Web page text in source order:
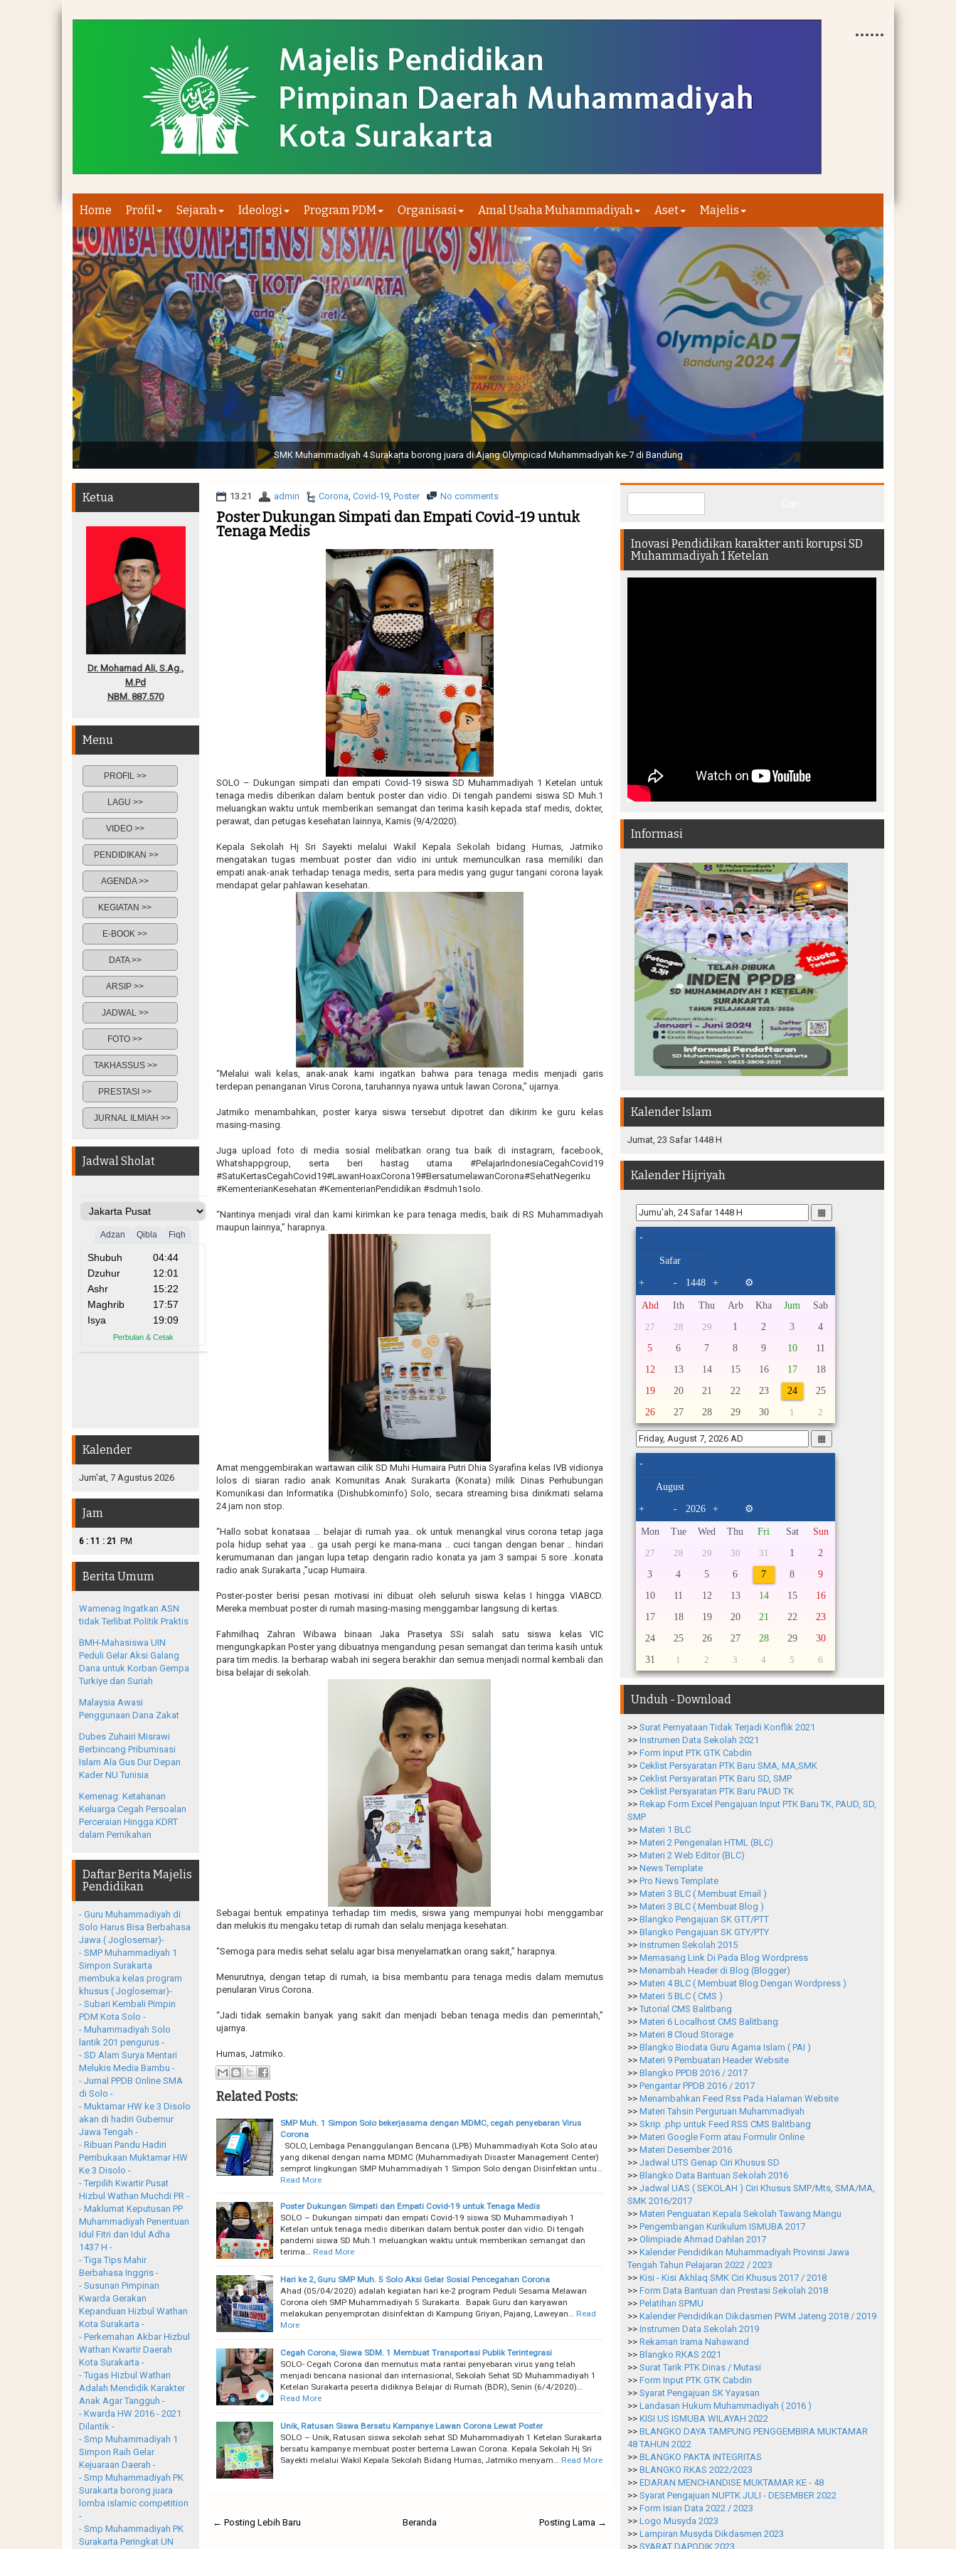
Home Profil Sejarah Ideologi Program PDM Organisasi Amal Usaha Muhammadiyah Aset Majelis
Sabtu, 19 November 2022. (dari kiri) Pertunjukan Tapak Suci Perguruan Muhammadiyah ( TSPM ) di Stadion Manahan Solo || Ir. H. Joko Widodo selaku Presiden RI membuka Acara Muktamar
Muhammadiyah 48 || Pertunjukan bendera dan tari memukau seluruh Muktamar dan Muktamirin yang hadir di dalam stadion
13.21 admin Corona, Covid-19, Poster No comments
Poster Dukungan Simpati dan Empati Covid-19 untuk
Tenaga Medis
SOLO – Dukungan simpati dan empati Covid-19 siswa SD Muhammadiyah 1 Ketelan untuk
tenaga medis diberikan dalam bentuk poster dan vidio. Di tengah pandemi siswa SD Muh.1
meluangkan waktu untuk memberikan semangat dan terima kasih kepada staf medis, dokter,
perawat, dan petugas kesehatan lainnya, Kamis (9/4/2020).
Kepala Sekolah Hj Sri Sayekti melalui Wakil Kepala Sekolah bidang Humas, Jatmiko
mengatakan tugas membuat poster dan vidio ini untuk memunculkan rasa memiliki dan
empati anak-anak terhadap tenaga medis, serta para medis yang gugur tangani corona layak
mendapat gelar pahlawan kesehatan.
“Melalui wali kelas, anak-anak kami ingatkan bahwa para tenaga medis menjadi garis
terdepan penanganan Virus Corona, taruhannya nyawa untuk lawan Corona,” ujarnya.
Jatmiko menambahkan, poster karya siswa tersebut dipotret dan dikirim ke guru kelas
masing-masing.
Juga upload foto di media sosial melibatkan orang tua baik di instagram, facebook,
Whatshappgroup, serta beri hastag utama #PelajarIndonesiaCegahCovid19
#SatuKertasCegahCovid19#LawanHoaxCorona19#BersatumelawanCorona#SehatNegeriku
#KementerianKesehatan #KementerianPendidikan #sdmuh1solo.
“Nantinya menjadi viral dan kami kirimkan ke para tenaga medis, baik di RS Muhammadiyah
maupun lainnya,” harapnya.
Amat menggembirakan wartawan cilik SD Muhi Humaira Putri Dhia Syarafina kelas IVB vidionya
lolos di siaran radio anak Komunitas Anak Surakarta (Konata) milik Dinas Perhubungan
Komunikasi dan Informatika (Dishubkominfo) Solo, secara streaming bisa dinikmati selama
24 jam non stop.
“Hallo sobat konataaa … belajar di rumah yaa.. ok untuk menangkal virus corona tetap jaga
pola hidup sehat yaa .. ga usah pergi ke mana-mana .. cuci tangan dengan benar .. hindari
kerumumanan dan jangan lupa tetap dengarin radio konata ya jam 3 sampai 5 sore ..konata
radio anak Surakarta ,”ucap Humaira.
Poster-poster berisi pesan motivasi ini dibuat oleh seluruh siswa kelas I hingga VIABCD.
Mereka membuat poster di rumah masing-masing menggambar langsung di kertas.
Fahmilhaq Zahran Wibawa binaan Jaka Prasetya SSi salah satu siswa kelas VIC
mengungkapkan Poster yang dibuatnya mengandung pesan semangat dan terima kasih untuk
para tim medis. Ia berharap wabah ini segera berakhir dan semua menjadi normal kembali dan
bisa belajar di sekolah.
Sebagai bentuk empatinya terhadap tim medis, siswa yang mempunyai hobi menggambar
dan melukis itu mengaku tetap di rumah dan selalu menjaga kesehatan.
“Semoga para medis sehat selalu agar bisa menyelamatkan orang sakit,” harapnya.
Menurutnya, dengan tetap di rumah, ia bisa membantu para tenaga medis dalam memutus
penularan Virus Corona.
“Jadi tidak semakin banyak yang sakit dan menjadi beban tenaga medis dan pemerintah,”
ujarnya.
Humas, Jatmiko.
Related Posts:
SMP Muh. 1 Simpon Solo bekerjasama dengan MDMC, cegah penyebaran Virus
Corona
SOLO, Lembaga Penanggulangan Bencana (LPB) Muhammadiyah Kota Solo atau
yang dikenal dengan nama MDMC (Muhammadiyah Disaster Management Center)
semprot lingkungan SMP Muhammadiyah 1 Simpon Solo dengan Disinfektan untu…
Read More
Poster Dukungan Simpati dan Empati Covid-19 untuk Tenaga Medis
SOLO – Dukungan simpati dan empati Covid-19 siswa SD Muhammadiyah 1
Ketelan untuk tenaga medis diberikan dalam bentuk poster dan vidio. Di tengah
pandemi siswa SD Muh.1 meluangkan waktu untuk memberikan semangat dan
terima…
Read More
Hari ke 2, Guru SMP Muh. 5 Solo Aksi Gelar Sosial Pencegahan Corona
Ahad (05/04/2020) adalah kegiatan hari ke-2 program Peduli Sesama Melawan
Corona oleh SMP Muhammadiyah 5 Surakarta. Bapak Guru dan karyawan
melakukan penyemprotan disinfektan di Kampung Griyan, Pajang, Laweyan…
Read
More
Cegah Corona, Siswa SDM. 1 Membuat Transportasi Publik Terintegrasi
SOLO- Cegah Corona dan memutus mata rantai penyebaran virus yang telah
menjadi bencana nasional dan internasional, Sekolah Sehat SD Muhammadiyah 1
Ketelan Surakarta peserta didiknya Belajar di Rumah (BDR), Senin (6/4/2020)…
Read More
Unik, Ratusan Siswa Bersatu Kampanye Lawan Corona Lewat Poster
SOLO – Unik, Ratusan siswa sekolah sehat SD Muhammadiyah 1 Ketelan Surakarta
bersatu kampanye membuat poster bertema Lawan Corona. Kepala Sekolah Hj Sri
Sayekti melalui Wakil Kepala Sekolah Bidang Humas, Jatmiko menyam…
Read More
← Posting Lebih Baru Posting Lama →
Beranda
Ketua
Dr. Mohamad Ali, S.Ag.,
M.Pd
NBM. 887.570
Menu
PROFIL >>
LAGU >>
VIDEO >>
PENDIDIKAN >>
AGENDA >>
KEGIATAN >>
E-BOOK >>
DATA >>
ARSIP >>
JADWAL >>
FOTO >>
TAKHASSUS >>
PRESTASI >>
JURNAL ILMIAH >>
Jadwal Sholat
Kalender
Jum'at, 7 Agustus 2026
Jam
6 : 11 : 22 PM
Berita Umum
Wamenag Ingatkan ASN
tidak Terlibat Politik Praktis
BMH-Mahasiswa UIN
Peduli Gelar Aksi Galang
Dana untuk Korban Gempa
Turkiye dan Suriah
Malaysia Awasi
Penggunaan Dana Zakat
Dubes Zuhairi Misrawi
Berbincang Pribumisasi
Islam Ala Gus Dur Depan
Kader NU Tunisia
Kemenag: Ketahanan
Keluarga Cegah Persoalan
Perceraian Hingga KDRT
dalam Pernikahan
Daftar Berita Majelis
Pendidikan
- Guru Muhammadiyah di
Solo Harus Bisa Berbahasa
Jawa ( Joglosemar)-
- SMP Muhammadiyah 1
Simpon Surakarta
membuka kelas program
khusus ( Joglosemar)-
- Subari Kembali Pimpin
PDM Kota Solo -
- Muhammadiyah Solo
lantik 201 pengurus -
- SD Alam Surya Mentari
Melukis Media Bambu -
- Jurnal PPDB Online SMA
di Solo -
- Muktamar HW ke 3 Disolo
akan di hadiri Gubernur
Jawa Tengah -
- Ribuan Pandu Hadiri
Pembukaan Muktamar HW
Ke 3 Disolo -
- Terpilih Kwartir Pusat
Hizbul Wathan Muchdi PR -
- Maklumat Keputusan PP
Muhammadiyah Penentuan
Idul Fitri dan Idul Adha
1437 H -
- Tiga Tips Mahir
Berbahasa Inggris -
- Susunan Pimpinan
Kwarda Gerakan
Kepanduan Hizbul Wathan
Kota Surakarta -
- Perkemahan Akbar Hizbul
Wathan Kwartir Daerah
Kota Surakarta -
- Tugas Hizbul Wathan
Adalah Mendidik Karakter
Anak Agar Tangguh -
- Kwarda HW 2016 - 2021
Dilantik -
- Smp Muhammadiyah 1
Simpon Raih Gelar
Kejuaraan Daerah -
- Smp Muhammadiyah PK
Surakarta borong juara
lomba islamic competition
-
- Smp Muhammadiyah PK
Surakarta Peringkat UN
Inovasi Pendidikan karakter anti korupsi SD
Muhammadiyah 1 Ketelan
Informasi
Kalender Islam
Jumat, 23 Safar 1448 H
Kalender Hijriyah
▦
-
+ - + ⚙
Ahd Ith Thu Arb Kha Jum Sab
27 28 29 1 2 3
4
5
6 7 8 9 10
11
12
13 14 15 16 17
18
19
20 21 22 23 24
25
26
27 28 29 30 1 2
▦
-
+ - + ⚙
Mon Tue Wed Thu Fri Sat Sun
27 28 29 30 31 1
2
3
4 5 6 7 8
9
10
11 12 13 14 15
16
17
18 19 20 21 22
23
24
25 26 27 28 29
30
31
1 2 3 4 5 6
Unduh - Download
>> Surat Pernyataan Tidak Terjadi Konflik 2021
>> Instrumen Data Sekolah 2021
>> Form Input PTK GTK Cabdin
>> Ceklist Persyaratan PTK Baru SMA, MA,SMK
>> Ceklist Persyaratan PTK Baru SD, SMP
>> Ceklist Persyaratan PTK Baru PAUD TK
>> Rekap Form Excel Pengajuan Input PTK Baru TK, PAUD, SD,
SMP
>> Materi 1 BLC
>> Materi 2 Pengenalan HTML (BLC)
>> Materi 2 Web Editor (BLC)
>> News Template
>> Pro News Template
>> Materi 3 BLC ( Membuat Email )
>> Materi 3 BLC ( Membuat Blog )
>> Blangko Pengajuan SK GTT/PTT
>> Blangko Pengajuan SK GTY/PTY
>> Instrumen Sekolah 2015
>> Memasang Link Di Pada Blog Wordpress
>> Menambah Header di Blog (Blogger)
>> Materi 4 BLC ( Membuat Blog Dengan Wordpress )
>> Materi 5 BLC ( CMS )
>> Tutorial CMS Balitbang
>> Materi 6 Localhost CMS Balitbang
>> Materi 8 Cloud Storage
>> Blangko Biodata Guru Agama Islam ( PAI )
>> Materi 9 Pembuatan Header Website
>> Blangko PPDB 2016 / 2017
>> Pengantar PPDB 2016 / 2017
>> Menambahkan Feed Rss Pada Halaman Website
>> Materi Tahsin Perguruan Muhammadiyah
>> Skrip .php untuk Feed RSS CMS Balitbang
>> Materi Google Form atau Formulir Online
>> Materi Desember 2016
>> Jadwal UTS Genap Ciri Khusus SD
>> Blangko Data Bantuan Sekolah 2016
>> Jadwal UAS ( SEKOLAH ) Ciri Khusus SMP/Mts, SMA/MA,
SMK 2016/2017
>> Materi Penguatan Kepala Sekolah Tawang Mangu
>> Pengembangan Kurikulum ISMUBA 2017
>> Olimpiade Ahmad Dahlan 2017
>> Kalender Pendidikan Muhammadiyah Provinsi Jawa
Tengah Tahun Pelajaran 2022 / 2023
>> Kisi - Kisi Akhlaq SMK Ciri Khusus 2017 / 2018
>> Form Data Bantuan dan Prestasi Sekolah 2018
>> Pelatihan SPMU
>> Kalender Pendidikan Dikdasmen PWM Jateng 2018 / 2019
>> Instrumen Data Sekolah 2019
>> Rekaman Irama Nahawand
>> Blangko RKAS 2021
>> Surat Tarik PTK Dinas / Mutasi
>> Form Input PTK GTK Cabdin
>> Syarat Pengajuan SK Yayasan
>> Landasan Hukum Muhammadiyah ( 2016 )
>> KISI US ISMUBA WILAYAH 2022
>> BLANGKO DAYA TAMPUNG PENGGEMBIRA MUKTAMAR
48 TAHUN 2022
>> BLANGKO PAKTA INTEGRITAS
>> BLANGKO RKAS 2022/2023
>> EDARAN MENCHANDISE MUKTAMAR KE - 48
>> Syarat Pengajuan NUPTK JULI - DESEMBER 2022
>> Form Isian Data 2022 / 2023
>> Logo Musyda 2023
>> Lampiran Musyda Dikdasmen 2023
>> SYARAT DAPODIK 2023